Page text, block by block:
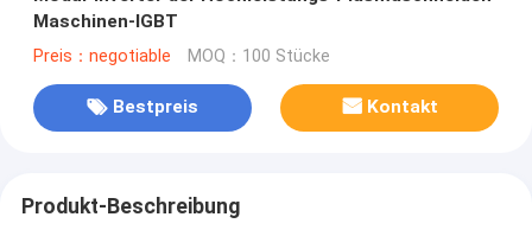
Maschinen-IGBT
Preis：negotiable MOQ：100 Stücke
Bestpreis Kontakt
Produkt-Beschreibung